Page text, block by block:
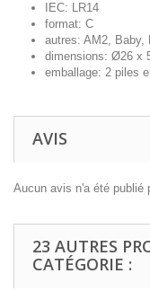
IEC: LR14
format: C
autres: AM2, Baby,
dimensions: Ø26 x
emballage: 2 piles
AVIS
Aucun avis n'a été publié
23 AUTRES
CATÉGORIE :